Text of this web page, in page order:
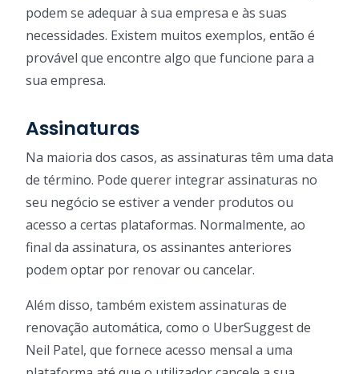
podem se adequar à sua empresa e às suas
necessidades. Existem muitos exemplos, então é
provável que encontre algo que funcione para a
sua empresa.
Assinaturas
Na maioria dos casos, as assinaturas têm uma data
de término. Pode querer integrar assinaturas no
seu negócio se estiver a vender produtos ou
acesso a certas plataformas. Normalmente, ao
final da assinatura, os assinantes anteriores
podem optar por renovar ou cancelar.
Além disso, também existem assinaturas de
renovação automática, como o UberSuggest de
Neil Patel, que fornece acesso mensal a uma